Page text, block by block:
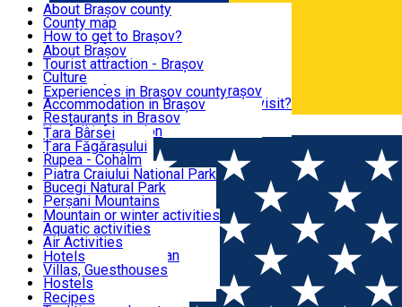
Română
BRAȘOV
EXPERIENCES
DESTINATIONS
NATURE
ACTIVE TOURISM
ACCOMMODATION
CULTURAL HERITAGE
About Brașov county
County map
How to get to Brașov?
Tourist Information Centers
Tourist Guides
Brașov Tourism Recommendations
Historical tourist attractions
What would a local recommend to visit?
Tourism news Brașov
Restaurants
About Brașov
Tourist attraction - Brașov
Culture
Tourist Information Center - Brașov
Accommodation in Brașov
Restaurants in Brasov
Usefull information
Experiences in Brașov county
Țara Bârsei
Țara Făgărașului
Rupea - Cohalm
ECO Destinations
Piatra Craiului National Park
Bucegi Natural Park
Perșani Mountains
Făgăraș Mountains
Postăvarul Peak
Măgura Codlei
Ciucaș Mountains
Protected areas
Other natural attractions
Speoturism
Mountain or winter activities
Aquatic activities
Air Activities
Adventure, Equestrian
Cycling, Running
Other activities
Hotels
Villas, Guesthouses
Hostels
Cottages
Recipes